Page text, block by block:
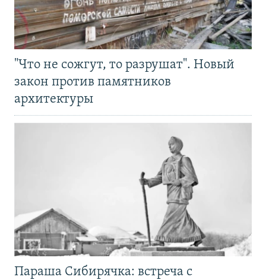
"Что не сожгут, то разрушат". Новый
закон против памятников
архитектуры
Параша Сибирячка: встреча с